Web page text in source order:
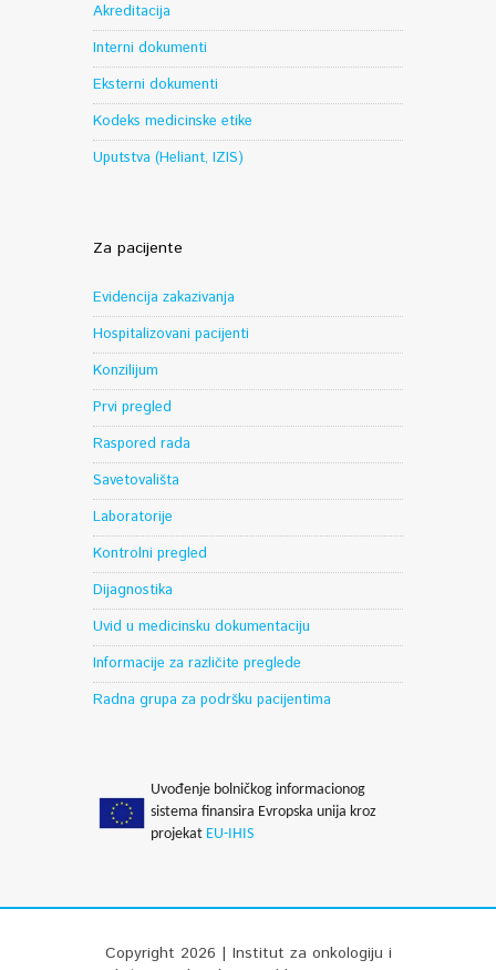
Akreditacija
Interni dokumenti
Eksterni dokumenti
Kodeks medicinske etike
Uputstva (Heliant, IZIS)
Za pacijente
Evidencija zakazivanja
Hospitalizovani pacijenti
Konzilijum
Prvi pregled
Raspored rada
Savetovališta
Laboratorije
Kontrolni pregled
Dijagnostika
Uvid u medicinsku dokumentaciju
Informacije za različite preglede
Radna grupa za podršku pacijentima
Uvođenje bolničkog informacionog
sistema finansira Evropska unija kroz
projekat EU-IHIS
Copyright 2026 | Institut za onkologiju i